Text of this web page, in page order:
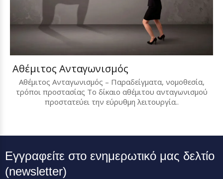
Αθέμιτος Ανταγωνισμός
Αθέμιτος Ανταγωνισμός – Παραδείγματα, νομοθεσία,
τρόποι προστασίας Το δίκαιο αθέμιτου ανταγωνισμού
προστατεύει την εύρυθμη λειτουργία..
Εγγραφείτε στο ενημερωτικό μας δελτίο
(newsletter)